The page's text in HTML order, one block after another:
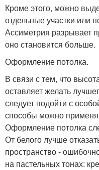
Кроме этого, можно
отдельные участки или
Ассиметрия разрывает
оно становится больше.
Оформление потолка.
В связи с тем, что
оставляет желать
следует подойти с
способы можно
Оформление потолка
От белого лучше
пространство -
на пастельных тонах: